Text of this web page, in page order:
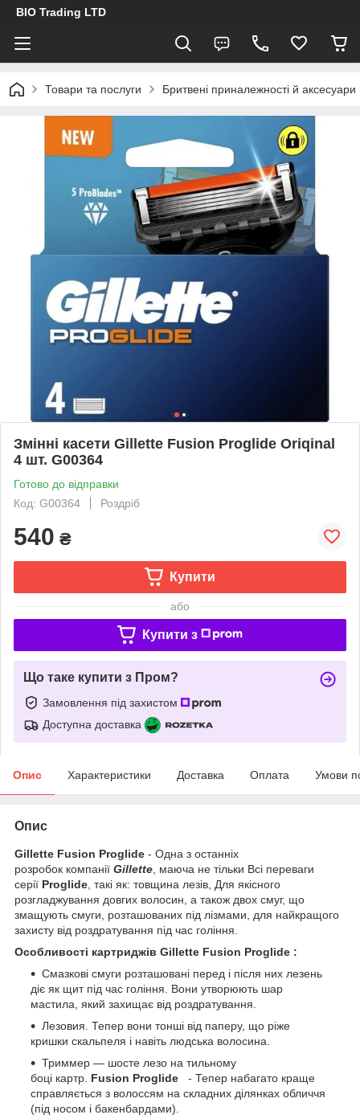
BIO Trading LTD
Товари та послуги Бритвені приналежності й аксесуари
Змінні касети Gillette Fusion Proglide Oriqinal
4 шт. G00364
Готово до відправки
Код: G00364
Роздріб
540 ₴
Купити
або
Купити з
Що таке купити з Пром?
Замовлення під захистом
Доступна доставка
Опис Характеристики Доставка Оплата Умови
Опис
Gillette Fusion Proglide - Одна з останніх
розробок компанії Gillette , маюча не тільки Всі переваги
серії Proglide , такі як: товщина лезів, Для якісного
розгладжування довгих волосин, а також двох смуг, що
змащують смуги, розташованих під лізмами, для найкращого
захисту від роздратування під час гоління.
Особливості картриджів Gillette Fusion Proglide :
Смазкові смуги розташовані перед і після них лезень
діє як щит під час гоління. Вони утворюють шар
мастила, який захищає від роздратування.
Лезовия. Тепер вони тонші від паперу, що ріже
кришки скальпеля і навіть людська волосина.
Триммер — шосте лезо на тильному
боці картр. Fusion Proglide
- Тепер набагато краще
справляється з волоссям на складних ділянках обличчя
(під носом і бакенбардами).